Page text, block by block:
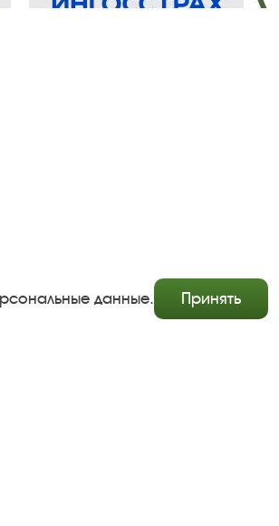
Copyright © http://www.plyos.org
данные. Принять